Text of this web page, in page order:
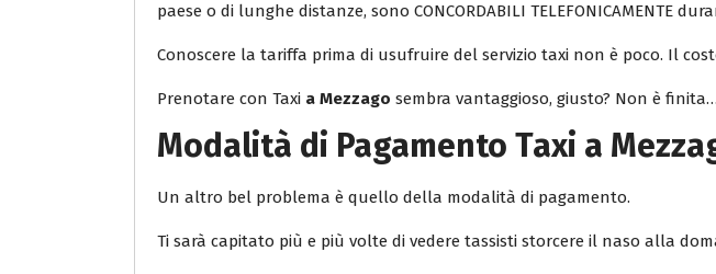
paese o di lunghe distanze, sono CONCORDABILI TELEFONICAMENTE
Conoscere la tariffa prima di usufruire del servizio taxi non è poco. Il
Prenotare con Taxi a Mezzago sembra vantaggioso, giusto? Non è finita…
Modalità di Pagamento Taxi a
Un altro bel problema è quello della modalità di pagamento.
Ti sarà capitato più e più volte di vedere tassisti storcere il naso alla